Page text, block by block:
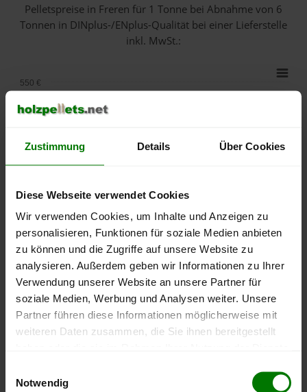
Zustimmung Details Über Cookies
Diese Webseite verwendet Cookies
Wir verwenden Cookies, um Inhalte und Anzeigen zu
personalisieren, Funktionen für soziale Medien anbieten
zu können und die Zugriffe auf unsere Website zu
analysieren. Außerdem geben wir Informationen zu Ihrer
Verwendung unserer Website an unsere Partner für
soziale Medien, Werbung und Analysen weiter. Unsere
Partner führen diese Informationen möglicherweise mit
weiteren Daten zusammen, die Sie ihnen bereitgestellt
Notwendig
Pelletspreise in Freren für 1 Tonne bei Abnahmevon 6
Tonnen in DINplus-/ENplus-Qualität bei einer Lieferstelle
inkl. MwSt.:
lose Ware Sackware
September
Januar
Mai
300 €
350 €
400 €
550 €
Die aktuelle Preisentwicklung für Holzpellets in Deutschland